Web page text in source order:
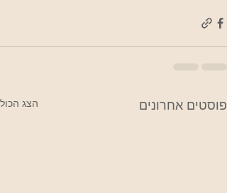
פוסטים אחרונים הצג הכול